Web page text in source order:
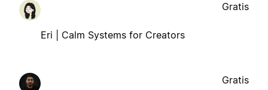
Eri | Calm Systems for Creators
Gratis
Gratis